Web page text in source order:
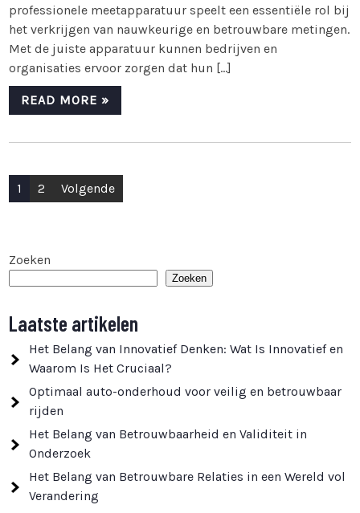
professionele meetapparatuur speelt een essentiële rol bij
het verkrijgen van nauwkeurige en betrouwbare metingen.
Met de juiste apparatuur kunnen bedrijven en
organisaties ervoor zorgen dat hun […]
READ MORE »
Berichten
1 2 Volgende
Zoeken
Zoeken
Laatste artikelen
Het Belang van Innovatief Denken: Wat Is Innovatief en
Waarom Is Het Cruciaal?
Optimaal auto-onderhoud voor veilig en betrouwbaar
rijden
Het Belang van Betrouwbaarheid en Validiteit in
Onderzoek
Het Belang van Betrouwbare Relaties in een Wereld vol
Verandering